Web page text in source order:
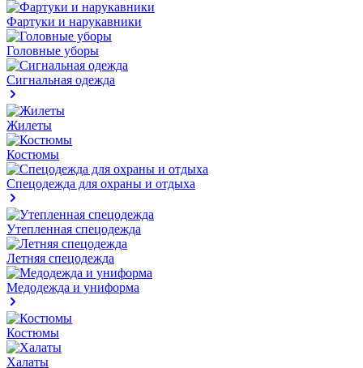
Фартуки и нарукавники
Головные уборы
Сигнальная одежда
Жилеты
Костюмы
Спецодежда для охраны и отдыха
Утепленная спецодежда
Летняя спецодежда
Медодежда и униформа
Костюмы
Халаты